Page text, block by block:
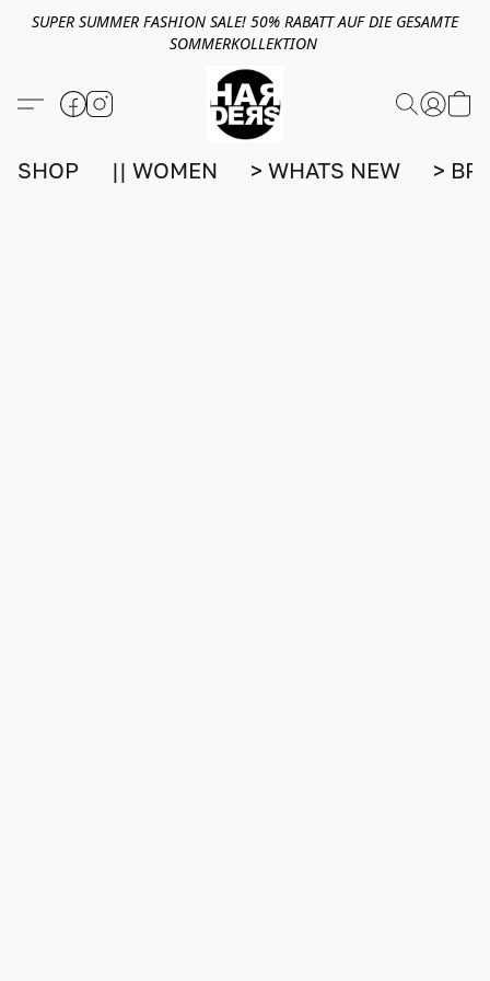
SUPER SUMMER FASHION SALE! 50% RABATT AUF DIE GESAMTE
SOMMERKOLLEKTION
SHOP || WOMEN > WHATS NEW >